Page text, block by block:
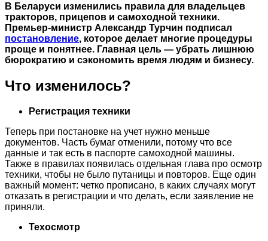
В Беларуси изменились правила для владельцев
тракторов, прицепов и самоходной техники.
Премьер-министр Александр Турчин подписал
постановление, которое делает многие процедуры
проще и понятнее. Главная цель — убрать лишнюю
бюрократию и сэкономить время людям и бизнесу.
Что изменилось?
Регистрация техники
Теперь при постановке на учет нужно меньше
документов. Часть бумаг отменили, потому что все
данные и так есть в паспорте самоходной машины.
Также в правилах появилась отдельная глава про осмотр
техники, чтобы не было путаницы и повторов. Еще один
важный момент: четко прописано, в каких случаях могут
отказать в регистрации и что делать, если заявление не
приняли.
Техосмотр